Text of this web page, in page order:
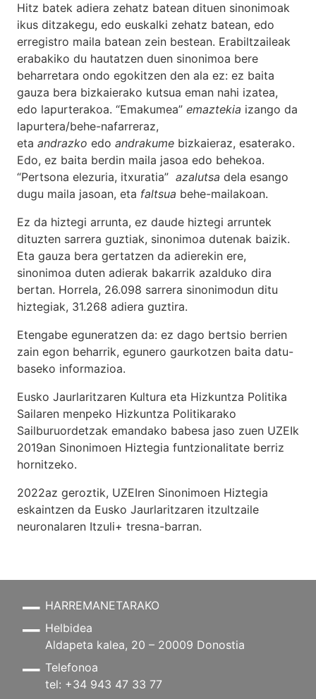
Hitz batek adiera zehatz batean dituen sinonimoak
ikus ditzakegu, edo euskalki zehatz batean, edo
erregistro maila batean zein bestean. Erabiltzaileak
erabakiko du hautatzen duen sinonimoa bere
beharretara ondo egokitzen den ala ez: ez baita
gauza bera bizkaierako kutsua eman nahi izatea,
edo lapurterakoa. “Emakumea” emaztekia izango da
lapurtera/behe-nafarreraz,
eta andrazko edo andrakume bizkaieraz, esaterako.
Edo, ez baita berdin maila jasoa edo behekoa.
“Pertsona elezuria, itxuratia” azalutsa dela esango
dugu maila jasoan, eta faltsua behe-mailakoan.
Ez da hiztegi arrunta, ez daude hiztegi arruntek
dituzten sarrera guztiak, sinonimoa dutenak baizik.
Eta gauza bera gertatzen da adierekin ere,
sinonimoa duten adierak bakarrik azalduko dira
bertan. Horrela, 26.098 sarrera sinonimodun ditu
hiztegiak, 31.268 adiera guztira.
Etengabe eguneratzen da: ez dago bertsio berrien
zain egon beharrik, egunero gaurkotzen baita datu-
baseko informazioa.
Eusko Jaurlaritzaren Kultura eta Hizkuntza Politika
Sailaren menpeko Hizkuntza Politikarako
Sailburuordetzak emandako babesa jaso zuen UZEIk
2019an Sinonimoen Hiztegia funtzionalitate berriz
hornitzeko.
2022az geroztik, UZEIren Sinonimoen Hiztegia
eskaintzen da Eusko Jaurlaritzaren itzultzaile
neuronalaren Itzuli+ tresna-barran.
HARREMANETARAKO
Helbidea
Aldapeta kalea, 20 – 20009 Donostia
Telefonoa
tel: +34 943 47 33 77